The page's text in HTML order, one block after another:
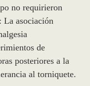
no requirieron
La asociación
de
posteriores a la
al torniquete.